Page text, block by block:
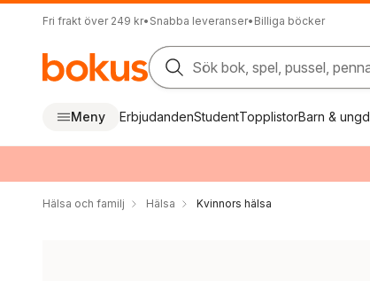
Fri frakt över 249 kr• Snabba leveranser• Billiga böcker
Sök bok, spel, pussel,
Meny ErbjudandenStudentTopplistorBarn &
Hälsa och familj Hälsa Kvinnors hälsa